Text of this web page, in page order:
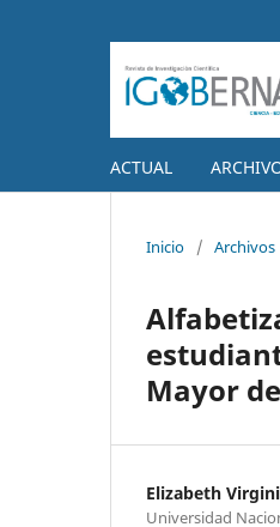
ACTUAL
Inicio / Archivos
Mayor
Elizabeth
Universidad